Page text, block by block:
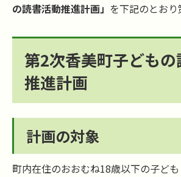
の読書活動推進計画」 を下記のとおり
第2次香美町子ども
推進計画
計画の対象
町内在住のおおむね18歳以下の子ど